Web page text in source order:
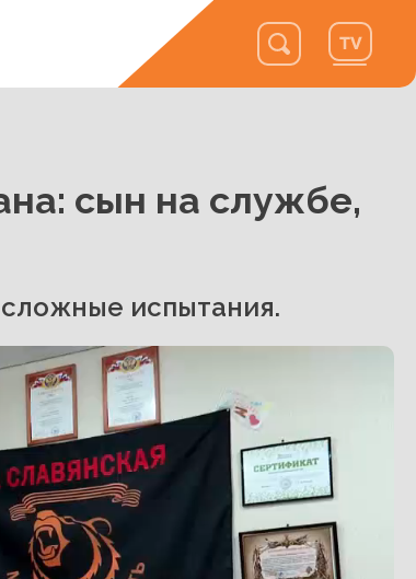
сын на службе,
испытания.